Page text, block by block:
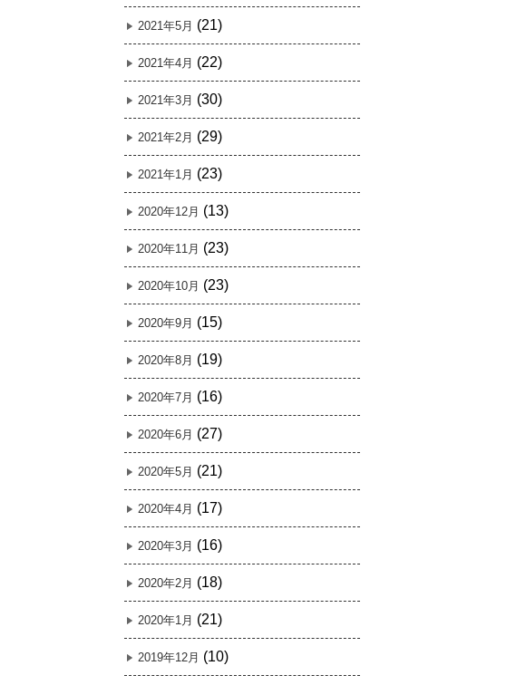
2021年5月 (21)
2021年4月 (22)
2021年3月 (30)
2021年2月 (29)
2021年1月 (23)
2020年12月 (13)
2020年11月 (23)
2020年10月 (23)
2020年9月 (15)
2020年8月 (19)
2020年7月 (16)
2020年6月 (27)
2020年5月 (21)
2020年4月 (17)
2020年3月 (16)
2020年2月 (18)
2020年1月 (21)
2019年12月 (10)